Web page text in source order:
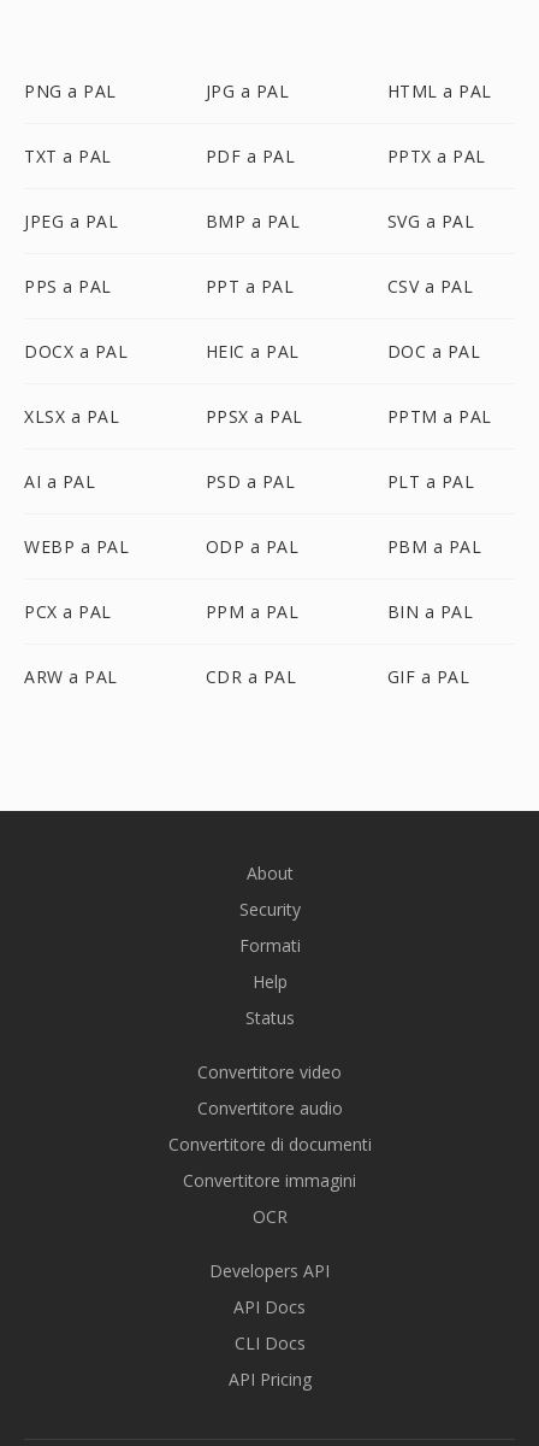
PNG a PAL JPG a PAL HTML a PAL
TXT a PAL PDF a PAL PPTX a PAL
JPEG a PAL BMP a PAL SVG a PAL
PPS a PAL PPT a PAL CSV a PAL
DOCX a PAL HEIC a PAL DOC a PAL
XLSX a PAL PPSX a PAL PPTM a PAL
AI a PAL PSD a PAL PLT a PAL
WEBP a PAL ODP a PAL PBM a PAL
PCX a PAL PPM a PAL BIN a PAL
ARW a PAL CDR a PAL GIF a PAL
About
Security
Formati
Help
Status
Convertitore video
Convertitore audio
Convertitore di documenti
Convertitore immagini
OCR
Developers API
API Docs
CLI Docs
API Pricing